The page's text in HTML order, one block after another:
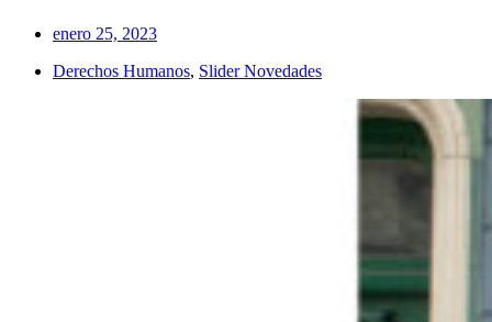
enero 25, 2023
Derechos Humanos, Slider Novedades